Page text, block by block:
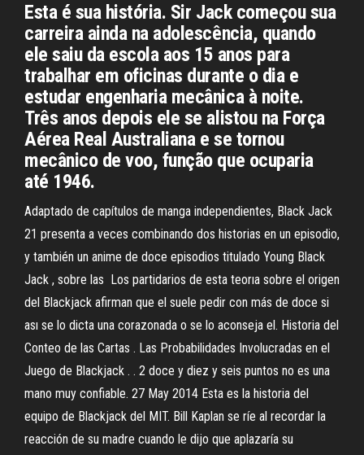
Esta é sua história. Sir Jack começou sua
carreira ainda na adolescência, quando
ele saiu da escola aos 15 anos para
trabalhar em oficinas durante o dia e
estudar engenharia mecânica à noite.
Três anos depois ele se alistou na Força
Aérea Real Australiana e se tornou
mecânico de voo, função que ocuparia
até 1946.
Adaptado de capítulos de manga independientes, Black Jack
21 presenta a veces combinando dos historias en un episodio,
y también un anime de doce episodios titulado Young Black
Jack , sobre las Los partidarios de esta teorıa sobre el origen
del Blackjack afirman que el suele pedir con más de doce si
ası se lo dicta una corazonada o se lo aconseja el. Historia del
Conteo de las Cartas . Las Probabilidades Involucradas en el
Juego de Blackjack . . 2 doce y diez y seis puntos no es una
mano muy confiable. 27 May 2014 Esta es la historia del
equipo de Blackjack del MIT. Bill Kaplan se ríe al recordar la
reacción de su madre cuando le dijo que aplazaría su